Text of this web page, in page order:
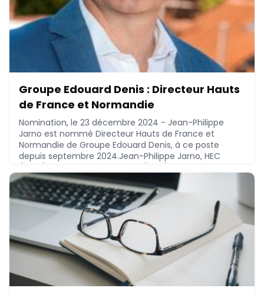
Groupe Edouard Denis : Directeur Hauts
de France et Normandie
Nomination, le 23 décembre 2024 - Jean-Philippe
Jarno est nommé Directeur Hauts de France et
Normandie de Groupe Edouard Denis, à ce poste
depuis septembre 2024.Jean-Philippe Jarno, HEC
(2012), EM Lyon Business School (2005), CNAM (1999),
MBA - KEDGE Business School (1993), Ingénieur - INSA
Lyon (1992), a réalisé le parcours suivant :* 2020 : Soci
December 23, 2024